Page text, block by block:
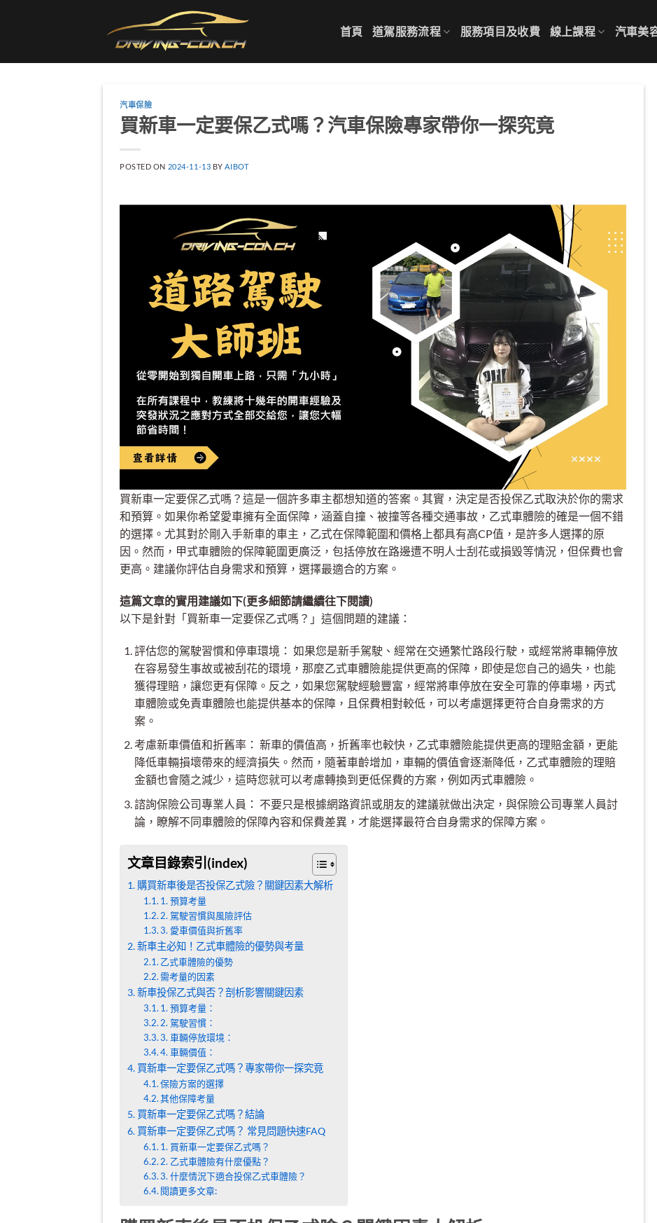
首頁 道駕服務流程 服務項目及收費 線上課程 汽車美
汽車保險
買新車一定要保乙式嗎？汽車保險專家帶你一探究竟
POSTED ON 2024-11-13 BY AIBOT
買新車一定要保乙式嗎？這是一個許多車主都想知道的答案。其實，決定是否投保乙式取決於你的需求
和預算。如果你希望愛車擁有全面保障，涵蓋自撞、被撞等各種交通事故，乙式車體險的確是一個不錯
的選擇。尤其對於剛入手新車的車主，乙式在保障範圍和價格上都具有高CP值，是許多人選擇的原
因。然而，甲式車體險的保障範圍更廣泛，包括停放在路邊遭不明人士刮花或損毀等情況，但保費也會
更高。建議你評估自身需求和預算，選擇最適合的方案。
這篇文章的實用建議如下(更多細節請繼續往下閱讀)
以下是針對「買新車一定要保乙式嗎？」這個問題的建議：
評估您的駕駛習慣和停車環境： 如果您是新手駕駛、經常在交通繁忙路段行駛，或經常將車輛停放
在容易發生事故或被刮花的環境，那麼乙式車體險能提供更高的保障，即使是您自己的過失，也能
獲得理賠，讓您更有保障。反之，如果您駕駛經驗豐富，經常將車停放在安全可靠的停車場，丙式
車體險或免責車體險也能提供基本的保障，且保費相對較低，可以考慮選擇更符合自身需求的方
案。
考慮新車價值和折舊率： 新車的價值高，折舊率也較快，乙式車體險能提供更高的理賠金額，更能
降低車輛損壞帶來的經濟損失。然而，隨著車齡增加，車輛的價值會逐漸降低，乙式車體險的理賠
金額也會隨之減少，這時您就可以考慮轉換到更低保費的方案，例如丙式車體險。
諮詢保險公司專業人員： 不要只是根據網路資訊或朋友的建議就做出決定，與保險公司專業人員討
論，瞭解不同車體險的保障內容和保費差異，才能選擇最符合自身需求的保障方案。
文章目錄索引(index)
購買新車後是否投保乙式險？關鍵因素大解析
1. 預算考量
2. 駕駛習慣與風險評估
3. 愛車價值與折舊率
新車主必知！乙式車體險的優勢與考量
乙式車體險的優勢
需考量的因素
新車投保乙式與否？剖析影響關鍵因素
1. 預算考量：
2. 駕駛習慣：
3. 車輛停放環境：
4. 車輛價值：
買新車一定要保乙式嗎？專家帶你一探究竟
保險方案的選擇
其他保障考量
買新車一定要保乙式嗎？結論
買新車一定要保乙式嗎？ 常見問題快速FAQ
1. 買新車一定要保乙式嗎？
2. 乙式車體險有什麼優點？
3. 什麼情況下適合投保乙式車體險？
閱讀更多文章: